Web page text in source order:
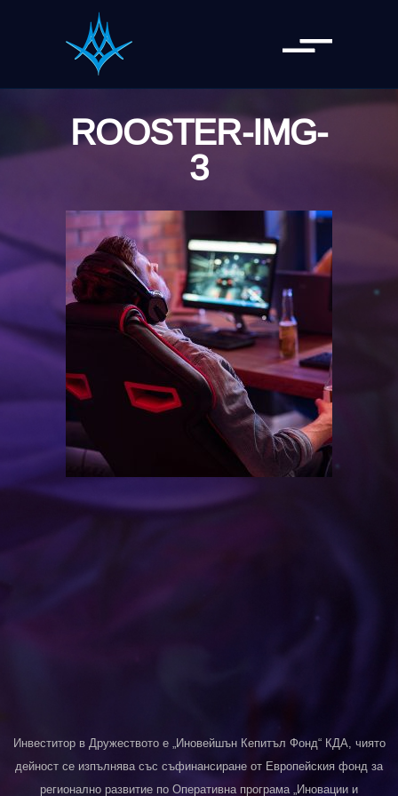
ROOSTER-IMG-
3
Инвеститор в Дружеството е „Иновейшън Кепитъл Фонд“ КДА, чиято
дейност се изпълнява със съфинансиране от Европейския фонд за
регионално развитие по Оперативна програма „Иновации и